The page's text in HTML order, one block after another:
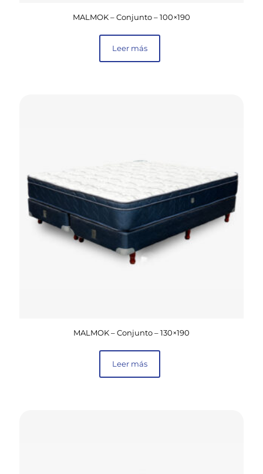
MALMOK – Conjunto – 100×190
Leer más
MALMOK – Conjunto – 130×190
Leer más